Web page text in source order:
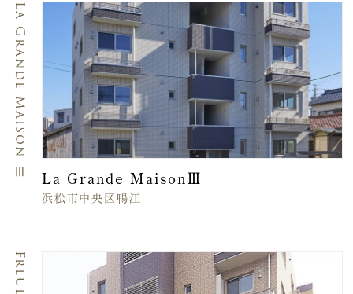
La Grande MaisonⅢ
La Grande MaisonⅢ
浜松市中央区鴨江